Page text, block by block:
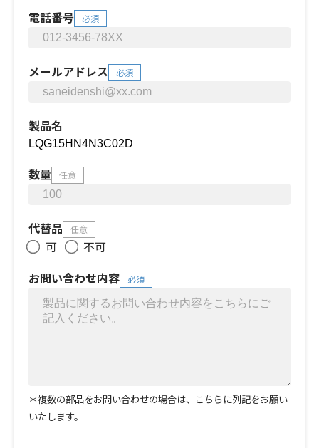
電話番号 必須
メールアドレス 必須
製品名
数量 任意
代替品 任意
可
不可
お問い合わせ内容
必須
＊複数の部品をお問い合わせの場合は、こちらに列記をお願い
いたします。